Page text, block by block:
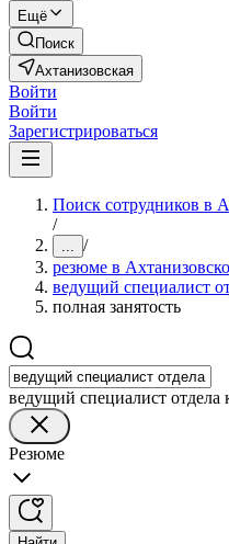
Ещё
Поиск
Ахтанизовская
Войти
Войти
Зарегистрироваться
Поиск сотрудников в
/
... /
резюме в
ведущий специалист
полная занятость
ведущий специалист отдела
Резюме